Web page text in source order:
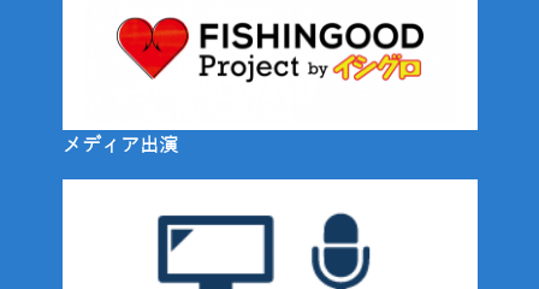
メディア出演